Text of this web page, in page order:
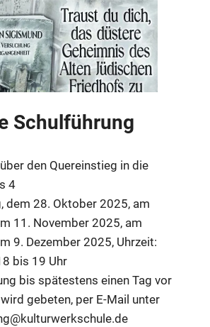
Anzeige
Anzeige
Anzeige
Schulführung
den Quereinstieg in die
4
dem 28. Oktober 2025, am
11. November 2025, am
9. Dezember 2025, Uhrzeit:
bis 19 Uhr
bis spätestens einen Tag vor
gebeten, per E-Mail unter